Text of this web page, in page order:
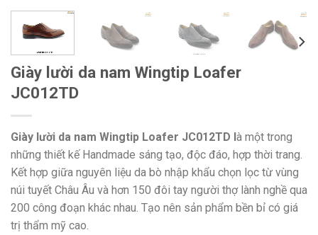
Giày lười da nam Wingtip Loafer
JC012TD
Giày lười da nam Wingtip Loafer JC012TD là một trong
những thiết kế Handmade sáng tạo, độc đáo, hợp thời trang.
Kết hợp giữa nguyên liệu da bò nhập khẩu chọn lọc từ vùng
núi tuyết Châu Âu và hơn 150 đôi tay người thợ lành nghề qua
200 công đoạn khác nhau. Tạo nên sản phẩm bền bỉ có giá
trị thẩm mỹ cao.